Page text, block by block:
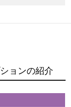
ョンの紹介